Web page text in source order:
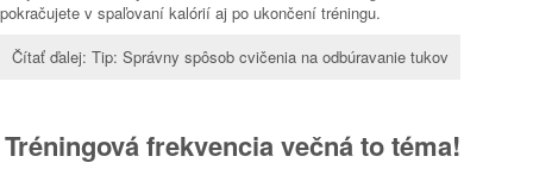
pokračujete v spaľovaní kalórií aj po ukončení tréningu.
Čítať ďalej: Tip: Správny spôsob cvičenia na odbúravanie tukov
Tréningová frekvencia večná to téma!